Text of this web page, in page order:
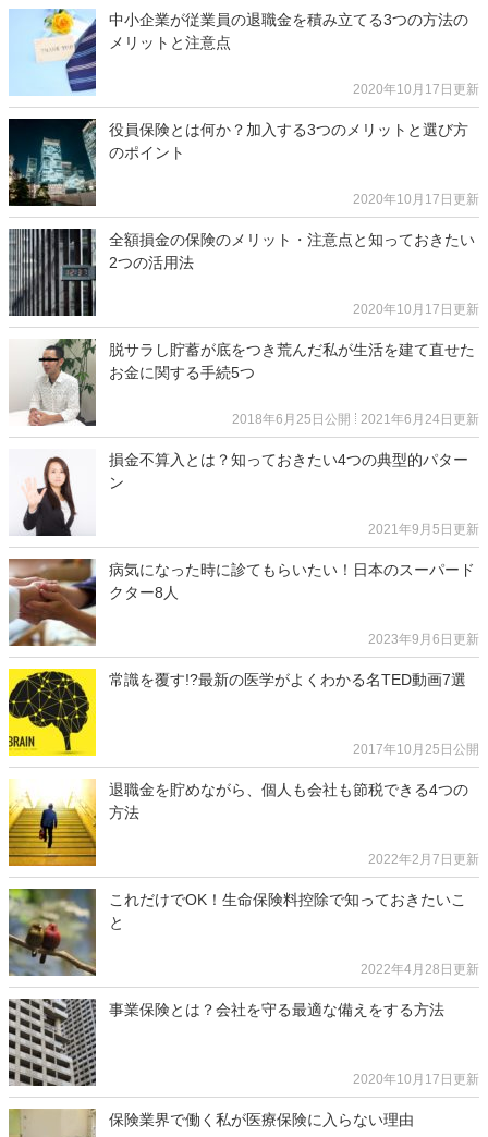
中小企業が従業員の退職金を積み立てる3つの方法の
メリットと注意点
2020年10月17日更新
役員保険とは何か？加入する3つのメリットと選び方
のポイント
2020年10月17日更新
全額損金の保険のメリット・注意点と知っておきたい
2つの活用法
2020年10月17日更新
脱サラし貯蓄が底をつき荒んだ私が生活を建て直せた
お金に関する手続5つ
2018年6月25日公開 2021年6月24日更新
損金不算入とは？知っておきたい4つの典型的パター
ン
2021年9月5日更新
病気になった時に診てもらいたい！日本のスーパード
クター8人
2023年9月6日更新
常識を覆す!?最新の医学がよくわかる名TED動画7選
2017年10月25日公開
退職金を貯めながら、個人も会社も節税できる4つの
方法
2022年2月7日更新
これだけでOK！生命保険料控除で知っておきたいこ
と
2022年4月28日更新
事業保険とは？会社を守る最適な備えをする方法
2020年10月17日更新
保険業界で働く私が医療保険に入らない理由